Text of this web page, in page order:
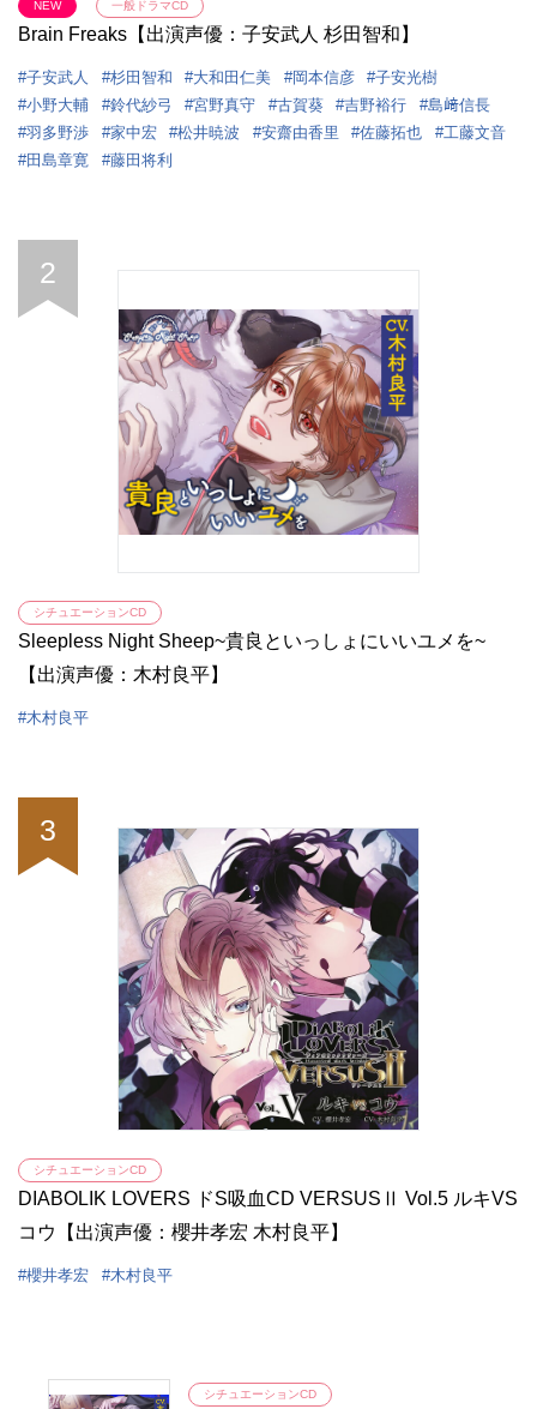
NEW 一般ドラマCD
Brain Freaks【出演声優：子安武人 杉田智和】
子安武人 杉田智和 大和田仁美 岡本信彦
子安光樹
小野大輔
鈴代紗弓 宮野真守 古賀葵 吉野裕行
島﨑信長
羽多野渉
家中宏 松井暁波 安齋由香里 佐藤拓也
工藤文音
田島章寛
藤田将利
シチュエーションCD
Sleepless Night Sheep~貴良といっしょにいいユメを~
【出演声優：木村良平】
木村良平
シチュエーションCD
DIABOLIK LOVERS ドS吸血CD VERSUSⅡ Vol.5 ルキVS
コウ【出演声優：櫻井孝宏 木村良平】
櫻井孝宏 木村良平
シチュエーションCD